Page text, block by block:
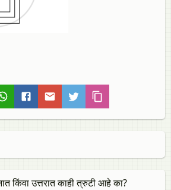
किंवा उत्तरात काही त्रुटी आहे का?